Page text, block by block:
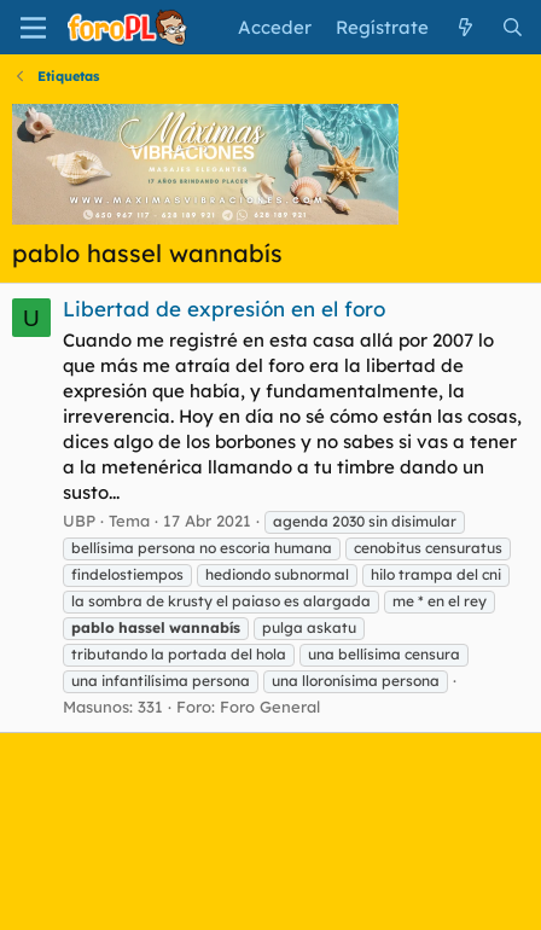
Acceder Regístrate
Etiquetas
pablo hassel wannabís
U Libertad de expresión en el foro
Cuando me registré en esta casa allá por 2007 lo
que más me atraía del foro era la libertad de
expresión que había, y fundamentalmente, la
irreverencia. Hoy en día no sé cómo están las cosas,
dices algo de los borbones y no sabes si vas a tener
a la metenérica llamando a tu timbre dando un
susto...
UBP Tema 17 Abr 2021
agenda 2030 sin disimular
bellísima persona no escoria humana
cenobitus censuratus
findelostiempos
hediondo subnormal
hilo trampa del cni
la sombra de krusty el paiaso es alargada
me * en el rey
pablo hassel wannabís
pulga askatu
tributando la portada del hola
una bellísima censura
una infantilísima persona
una lloronísima persona
Masunos: 331 Foro: Foro General